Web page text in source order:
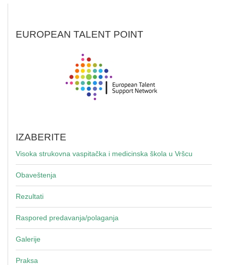
EUROPEAN TALENT POINT
IZABERITE
Visoka strukovna vaspitačka i medicinska škola u Vršcu
Obaveštenja
Rezultati
Raspored predavanja/polaganja
Galerije
Praksa